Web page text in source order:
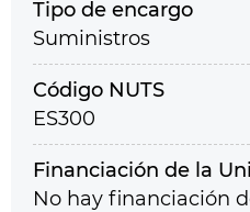
Tipo de encargo
Suministros
Código NUTS
ES300
Financiación de la
No hay financiación